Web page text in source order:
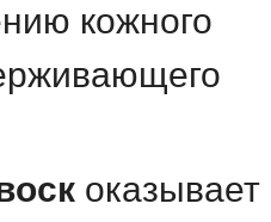
кожного
оказывает